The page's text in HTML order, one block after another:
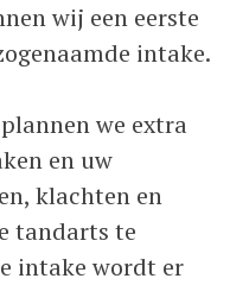
wij een eerste
intake.
we extra
en uw
klachten en
tandarts te
intake wordt er